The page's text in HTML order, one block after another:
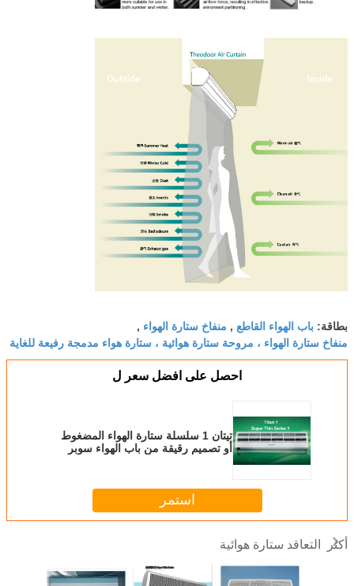
بطاقة: باب الهواء القاطع , منفاخ ستارة الهواء ,
منفاخ ستارة الهواء ، مروحة ستارة هوائية ، ستارة هواء مدمجة رفيعة للغاية
احصل على افضل سعر ل
تيتان 1 سلسلة ستارة الهواء المضغوط
أو تصميم رقيقة من باب الهواء سوبر
استمر
أكثر التعاقد ستارة هوائية